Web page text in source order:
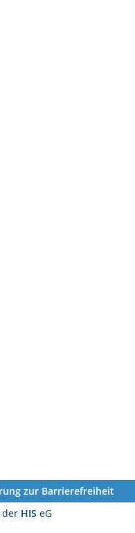
zur Barrierefreiheit
der HIS eG